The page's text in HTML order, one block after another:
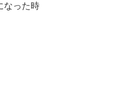
なった時